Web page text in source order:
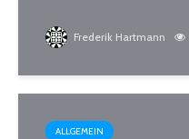
Frederik Hartmann
ALLGEMEIN